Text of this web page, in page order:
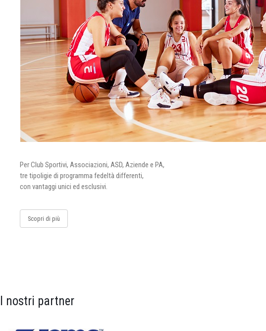
Per Club Sportivi, Associazioni, ASD, Aziende e PA,
tre tipoligie di programma fedeltà differenti,
con vantaggi unici ed esclusivi.
Scopri di più
I nostri partner